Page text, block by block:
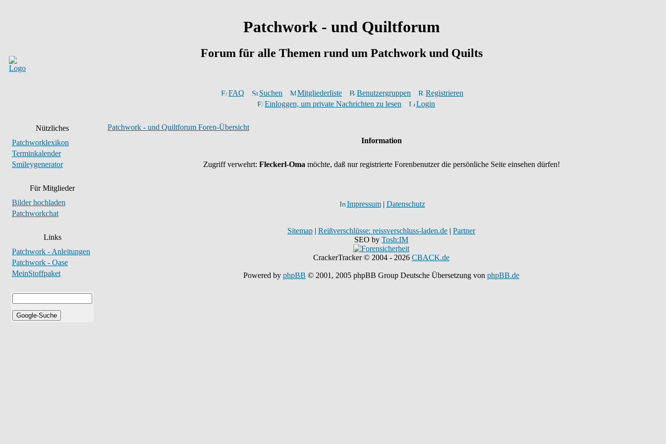
Patchwork - und Quiltforum
Forum für alle Themen rund um Patchwork und Quilts
FAQ Suchen Mitgliederliste Benutzergruppen
Registrieren
Einloggen, um private Nachrichten zu lesen
Login
Nützliches
Patchworklexikon
Terminkalender
Smileygenerator
Für Mitglieder
Bilder hochladen
Patchworkchat
Links
Patchwork - Anleitungen
Patchwork - Oase
MeinStoffpaket
Patchwork - und Quiltforum Foren-Übersicht
Information
Zugriff verwehrt: Fleckerl-Oma möchte, daß nur registrierte Forenbenutzer die persönliche Seite einsehen dürfen!
Impressum| Datenschutz
Sitemap | Reißverschlüsse: reissverschluss-laden.de | Partner
SEO by Tosh:IM
CrackerTracker © 2004 - 2026 CBACK.de
Powered by phpBB © 2001, 2005 phpBB Group Deutsche Übersetzung von phpBB.de